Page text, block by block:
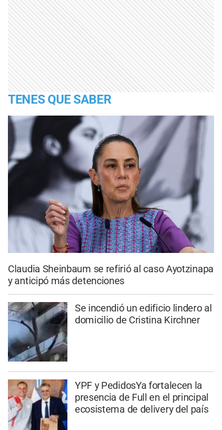
TENES QUE SABER
Claudia Sheinbaum se refirió al caso Ayotzinapa
y anticipó más detenciones
Se incendió un edificio lindero al
domicilio de Cristina Kirchner
YPF y PedidosYa fortalecen la
presencia de Full en el principal
ecosistema de delivery del país